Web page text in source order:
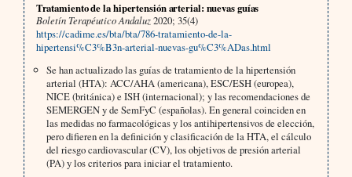
Tratamiento de la hipertensión arterial: nuevas guías
Boletín Terapéutico Andaluz2020; 35(4)
https://cadime.es/bta/bta/786-tratamiento-de-la-
hipertensi%C3%B3n-arterial-nuevas-gu%C3%ADas.html
Se han actualizado las guías de tratamiento de la hipertensión
arterial (HTA): ACC/AHA (americana), ESC/ESH (europea),
NICE (británica) e ISH (internacional); y las recomendaciones de
SEMERGEN y de SemFyC (españolas). En general coinciden en
las medidas no farmacológicas y los antihipertensivos de elección,
pero difieren en la definición y clasificación de la HTA, el cálculo
del riesgo cardiovascular (CV), los objetivos de presión arterial
(PA) y los criterios para iniciar el tratamiento.